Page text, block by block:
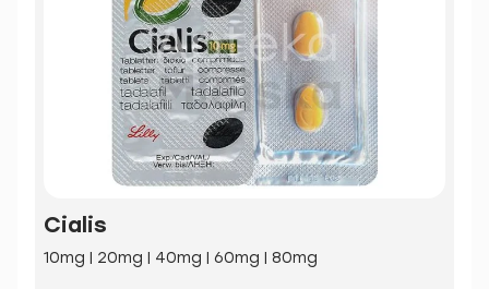
Cialis
10mg | 20mg | 40mg | 60mg | 80mg